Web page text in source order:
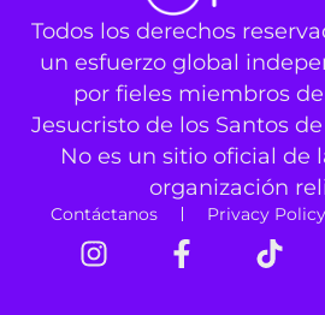
Todos los derechos
un esfuerzo global
por fieles miembros
Jesucristo de los Santos
No es un sitio oficial de
organización
Contáctanos Privacy Policy